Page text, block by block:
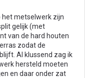
het metselwerk zijn
gelijk (met
van de hard houten
zodat de
Al klussend zag ik
hersteld moeten
en daar onder zat